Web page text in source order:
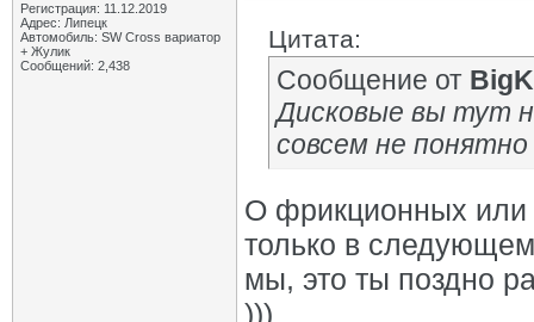
Регистрация: 11.12.2019
Адрес: Липецк
Автомобиль: SW Cross вариатор
+ Жулик
Сообщений: 2,438
Цитата:
Сообщение от
Дисковые вы тут
совсем не понятно
О фрикционных или
только в
мы, это ты поздно
)))